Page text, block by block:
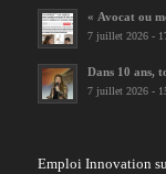
« Avocat ou
7 juillet 2026 -
Dans 10 ans,
7 juillet 2026 -
Emploi Innovation